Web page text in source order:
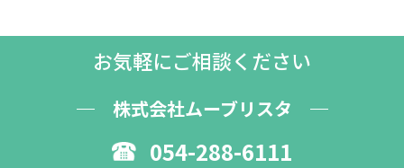
お気軽にご相談ください
株式会社ムーブリスタ
054-288-6111